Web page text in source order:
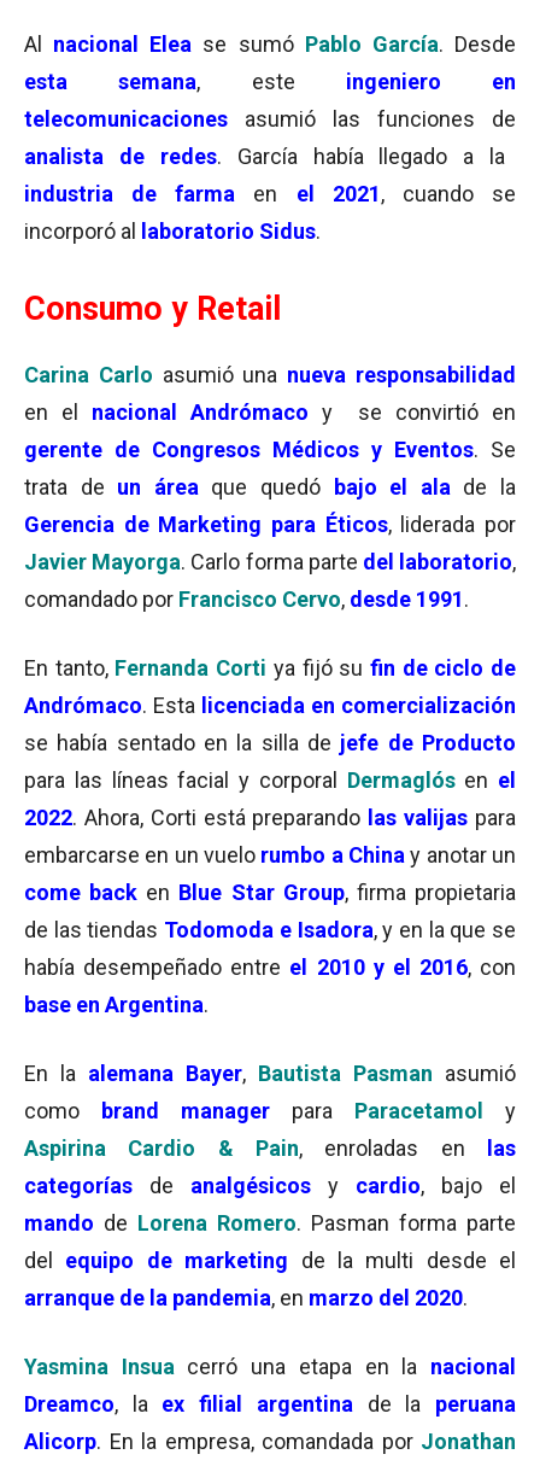
Al nacional Elea se sumó Pablo García. Desde
esta semana, este ingeniero en
telecomunicaciones
asumió las funciones de
analista de redes. García había llegado a la
industria de farma en el 2021, cuando se
incorporó al laboratorio Sidus.
Consumo y Retail
Carina Carlo asumió una nueva responsabilidad
en el nacional Andrómaco y se convirtió en
gerente de Congresos Médicos y Eventos. Se
trata de un área que quedó bajo el ala de la
Gerencia de Marketing para Éticos, liderada por
Javier Mayorga. Carlo forma parte del laboratorio,
comandado por Francisco Cervo, desde 1991.
En tanto, Fernanda Corti ya fijó su fin de ciclo de
Andrómaco. Esta licenciada en comercialización
se había sentado en la silla de jefe de Producto
para las líneas facial y corporal Dermaglósen el
2022. Ahora, Corti está preparando las valijas para
embarcarse en un vuelo rumbo a China y anotar un
come back en Blue Star Group, firma propietaria
de las tiendas Todomoda e Isadora, y en la que se
había desempeñado entre el 2010 y el 2016, con
base en Argentina.
En la alemana Bayer, Bautista Pasman asumió
como brand manager para Paracetamol
y
Aspirina Cardio & Pain, enroladas en las
categorías
de analgésicos y cardio, bajo el
mando de Lorena Romero. Pasman forma parte
del equipo de marketing de la multi desde el
arranque de la pandemia, en marzo del 2020.
Yasmina Insua cerró una etapa en la nacional
Dreamco, la ex filial argentina de la peruana
Alicorp. En la empresa, comandada por Jonathan